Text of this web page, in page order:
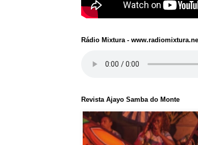
Rádio Mixtura -
Revista Ajayo Samba do Monte